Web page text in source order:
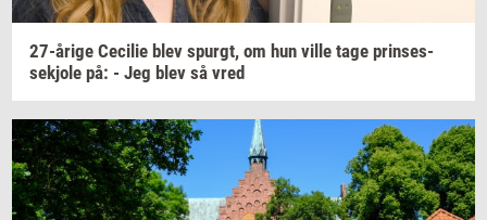
27-​årige Ce­ci­lie blev spurgt, om hun ville tage prin­ses­
sekjo­le på: - Jeg blev så vred